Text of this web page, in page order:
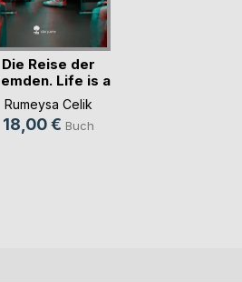
Die Reise der
Life is a
Rumeysa Celik
18,00 € Buch